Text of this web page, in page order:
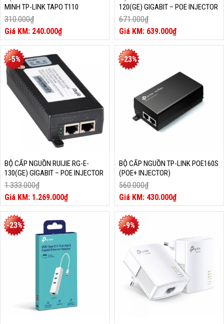
MINH TP-LINK TAPO T110
310.000₫
Giá
gốc
là:
310.000₫.
240.000₫
Giá
hiện
tại
là:
240.000₫.
120(GE) GIGABIT – POE INJECTOR
671.000₫
Giá
gốc
là:
671.000₫.
639.000₫
Giá
hiện
tại
là:
-5%
BỘ CẤP NGUỒN RUIJIE RG-E-
130(GE) GIGABIT – POE INJECTOR
1.333.000₫
Giá
gốc
là:
1.333.000₫.
1.269.000₫
Giá
hiện
tại
là:
1.269.000₫.
-23%
BỘ CẤP NGUỒN TP-LINK POE160S
(POE+ INJECTOR)
560.000₫
Giá
gốc
là:
560.000₫.
430.000₫
Giá
hiện
tại
là:
-23% -9%